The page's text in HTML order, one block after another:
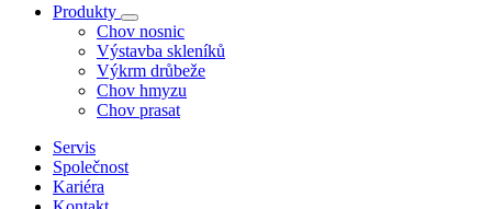
Produkty
Chov nosnic
Výstavba skleníků
Výkrm drůbeže
Chov hmyzu
Chov prasat
Servis
Společnost
Kariéra